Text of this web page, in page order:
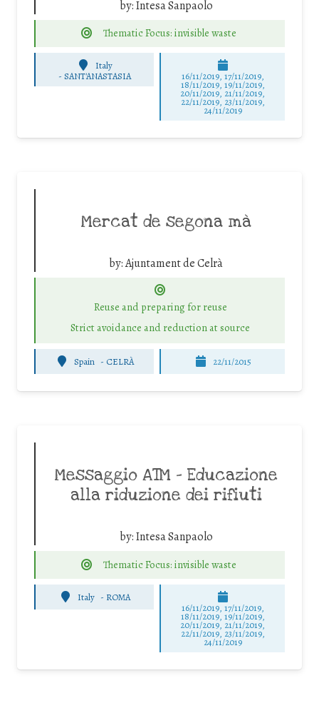
by:Intesa Sanpaolo
Thematic Focus: invisible waste
Italy
- SANT'ANASTASIA 16/11/2019, 17/11/2019,
18/11/2019, 19/11/2019,
20/11/2019, 21/11/2019,
22/11/2019, 23/11/2019,
24/11/2019
Mercat de segona mà
by:Ajuntament de Celrà
Reuse and preparing for reuse
Strict avoidance and reduction at source
Spain - CELRÀ 22/11/2015
Messaggio ATM – Educazione
alla riduzione dei rifiuti
by:Intesa Sanpaolo
Thematic Focus: invisible waste
Italy - ROMA
16/11/2019, 17/11/2019,
18/11/2019, 19/11/2019,
20/11/2019, 21/11/2019,
22/11/2019, 23/11/2019,
24/11/2019